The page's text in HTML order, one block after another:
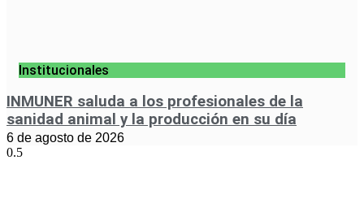
Institucionales
INMUNER saluda a los profesionales de la
sanidad animal y la producción en su día
6 de agosto de 2026